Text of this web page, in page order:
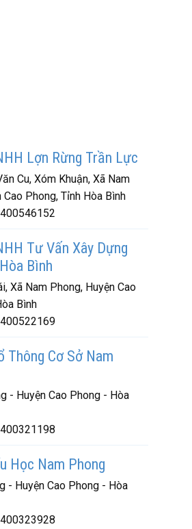
Lợn Rừng Trần Lực
Cu, Xóm Khuận, Xã Nam
Cao Phong, Tỉnh Hòa Bình
Tư Vấn Xây Dựng
Bình
Xã Nam Phong, Huyện Cao
Bình
Thông Cơ Sở Nam
- Huyện Cao Phong - Hòa
Học Nam Phong
- Huyện Cao Phong - Hòa